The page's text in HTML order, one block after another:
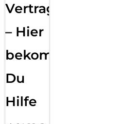
Vertragsabwicklung
– Hier
bekommst
Du
Hilfe